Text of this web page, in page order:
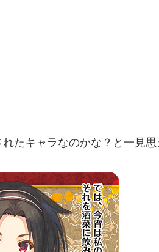
たキャラなのかな？と一見